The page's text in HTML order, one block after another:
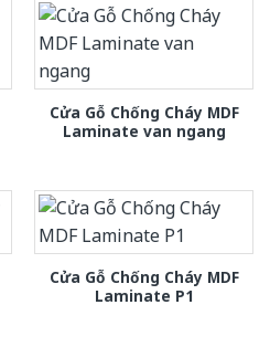
Cửa Gỗ Chống Cháy MDF
Laminate van ngang
Cửa Gỗ Chống Cháy MDF
Laminate P1